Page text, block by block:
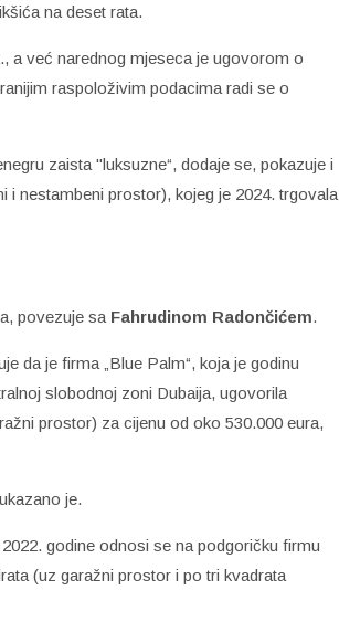
na deset rata.
a već narednog mjeseca je ugovorom o
raspoloživim podacima radi se o
zaista "luksuzne“, dodaje se, pokazuje i
i nestambeni prostor), kojeg je 2024. trgovala
povezuje sa Fahrudinom Radončićem.
da je firma „Blue Palm“, koja je godinu
slobodnoj zoni Dubaija, ugovorila
prostor) za cijenu od oko 530.000 eura,
je.
godine odnosi se na podgoričku firmu
(uz garažni prostor i po tri kvadrata